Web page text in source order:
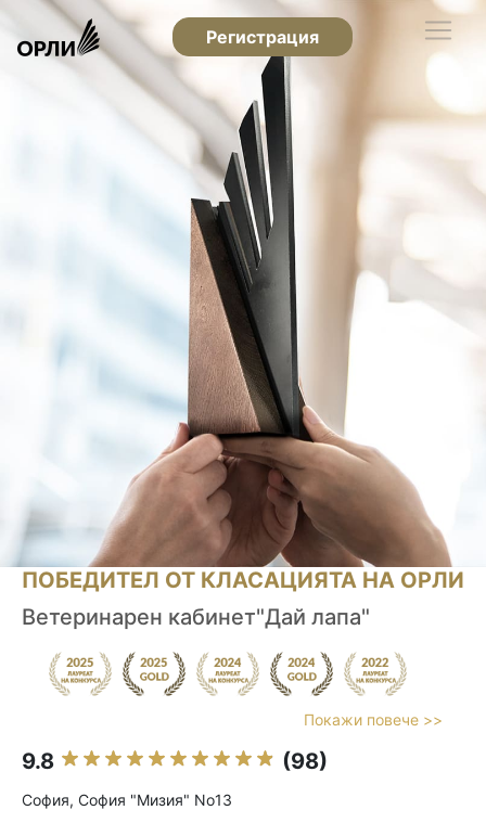
Регистрация
ПОБЕДИТЕЛ ОТ КЛАСАЦИЯТА НА ОРЛИ
Ветеринарен кабинет"Дай лапа"
Покажи повече >>
9.8 (98)
София, София "Мизия" No13